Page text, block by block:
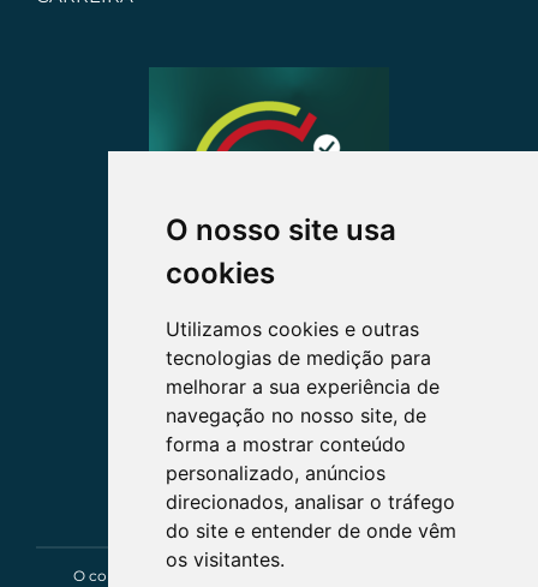
O nosso site usa
cookies
Utilizamos cookies e outras
tecnologias de medição para
melhorar a sua experiência de
navegação no nosso site, de
forma a mostrar conteúdo
personalizado, anúncios
direcionados, analisar o tráfego
do site e entender de onde vêm
os visitantes.
O conteúdo deste site tem um caráter exclusivamente